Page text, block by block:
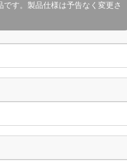
です。製品仕様は予告なく変更さ